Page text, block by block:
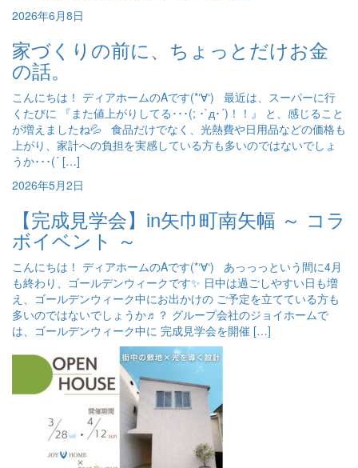
2026年6月8日
家づくりの前に、ちょっとだけお金
の話。
こんにちは！ ディアホームのAです(*‘∀‘) 最近は、スーパーに行
くたびに 『また値上がりしてる･･･(; ･`д･´)！！』 と、感じること
が増えましたね💦 食品だけでなく、光熱費や日用品などの価格も
上がり、家計への負担を実感している方も多いのではないでしょ
うか･･･(´ […]
2026年5月2日
【完成見学会】in矢巾町南矢幅 ～ コラ
ボイベント ～
こんにちは！ ディアホームのAです(*‘∀‘) あっっっという間に4月
も終わり、ゴールデンウィークです✨ 日中は過ごしやすい日も増
え、ゴールデンウィーク中にお出かけの ご予定を立てている方も
多いのではないでしょうか♬？ グループ会社のジョイホームで
は、ゴールデンウィーク中に 完成見学会を開催 […]